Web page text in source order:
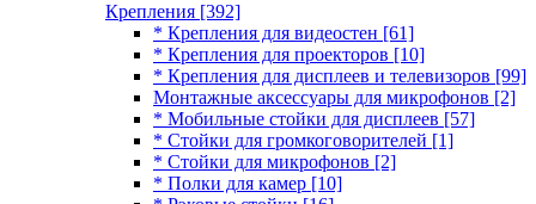
Крепления [392]
* Крепления для видеостен [61]
* Крепления для проекторов [10]
* Крепления для дисплеев и телевизоров [99]
Монтажные аксессуары для микрофонов [2]
* Мобильные стойки для дисплеев [57]
* Стойки для громкоговорителей [1]
* Стойки для микрофонов [2]
* Полки для камер [10]